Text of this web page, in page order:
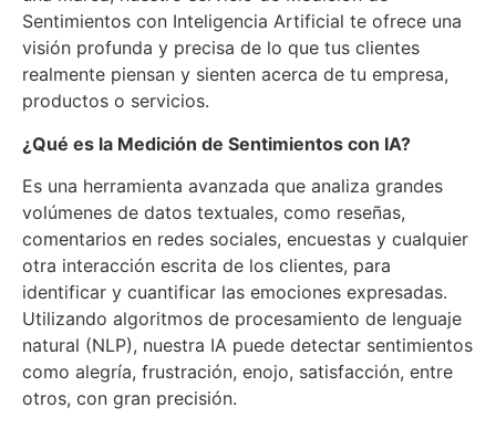
Sentimientos con Inteligencia Artificial te ofrece una
visión profunda y precisa de lo que tus clientes
realmente piensan y sienten acerca de tu empresa,
productos o servicios.
¿Qué es la Medición de Sentimientos con IA?
Es una herramienta avanzada que analiza grandes
volúmenes de datos textuales, como reseñas,
comentarios en redes sociales, encuestas y cualquier
otra interacción escrita de los clientes, para
identificar y cuantificar las emociones expresadas.
Utilizando algoritmos de procesamiento de lenguaje
natural (NLP), nuestra IA puede detectar sentimientos
como alegría, frustración, enojo, satisfacción, entre
otros, con gran precisión.